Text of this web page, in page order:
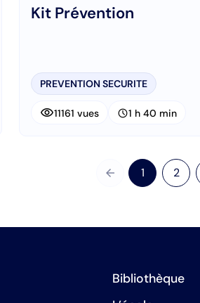
Kit Prévention
PREVENTION SECURITE
visibility11161 vues schedule1 h 40 min
arrow_backPrécédent
1 2
Bibliothèque